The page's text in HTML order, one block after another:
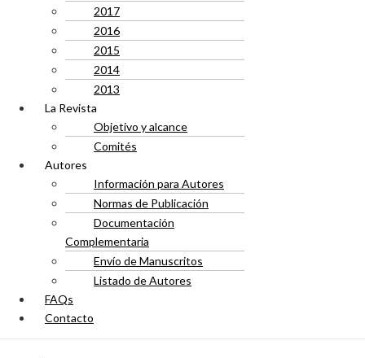
2017
2016
2015
2014
2013
La Revista
Objetivo y alcance
Comités
Autores
Información para Autores
Normas de Publicación
Documentación
Complementaria
Envío de Manuscritos
Listado de Autores
FAQs
Contacto